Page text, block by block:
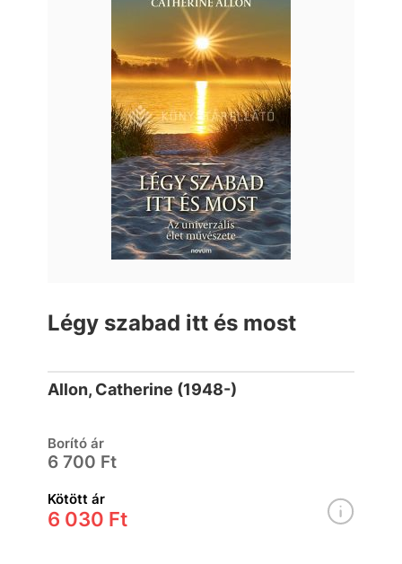
Légy szabad itt és most
Allon, Catherine (1948-)
Borító ár
6 700 Ft
Kötött ár
6 030 Ft